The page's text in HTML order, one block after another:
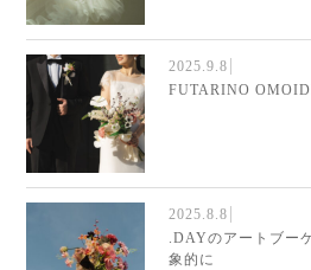
2025.9.8
FUTARINO
2025.8.8
.DAYのアートブー
象的に